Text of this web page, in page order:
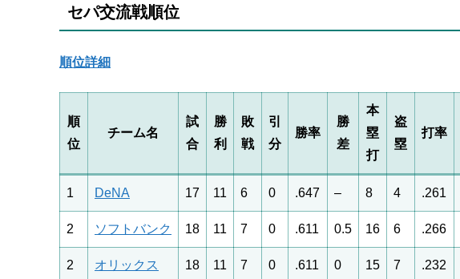
セパ交流戦順位
順位詳細
順
位
チーム名
試
合
勝
利
敗
戦
引
分
勝率
勝
差
本
塁
打
盗
塁
打率
1 DeNA 17 11 6 0 .647 – 8 4 .261
2 ソフトバンク 18 11 7 0 .611 0.5 16 6 .266
2 オリックス 18 11 7 0 .611 0 15 7 .232